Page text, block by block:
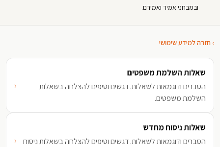
ובמבחני אמיר ואמירם.
› חזרה למידע שימושי
שאלות השלמת משפטים
הסברים ודוגמאות לשאלות. דגשים וטיפים להצלחה בשאלות
השלמת משפטים.
‹
שאלות ניסוח מחדש
הסברים ודוגמאות לשאלות. דגשים וטיפים להצלחה בשאלות ניסוח
‹